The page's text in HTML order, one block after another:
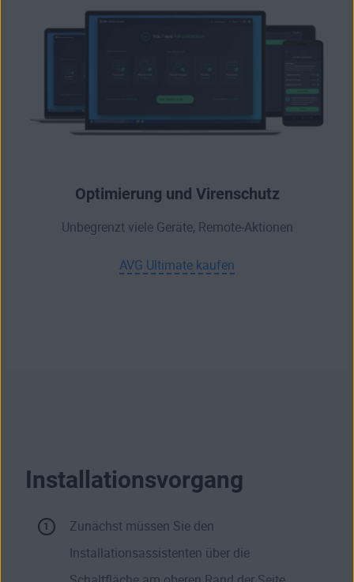
Optimierung und Virenschutz
Unbegrenzt viele Geräte, Remote-Aktionen
AVG Ultimate kaufen
Installationsvorgang
Zunächst müssen Sie den
Installationsassistenten über die